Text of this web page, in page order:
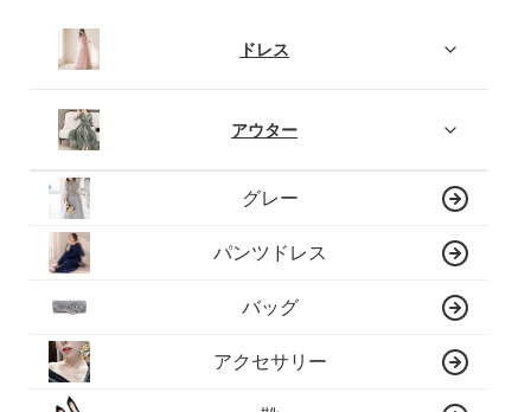
ドレス
アウター
グレー
パンツドレス
バッグ
アクセサリー